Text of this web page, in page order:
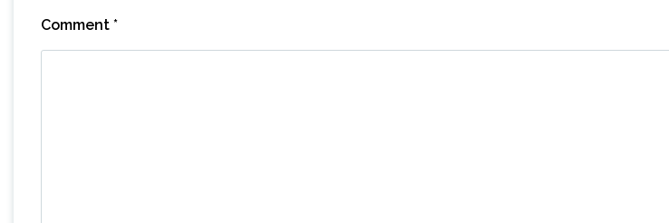
Comment *